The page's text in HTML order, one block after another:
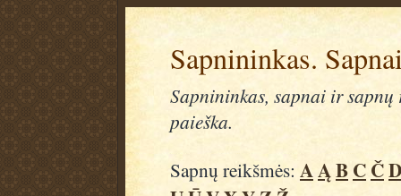
Sapnininkas.
Sapnininkas, sapnai ir
paieška.
Sapnų reikšmės: AĄBCČD